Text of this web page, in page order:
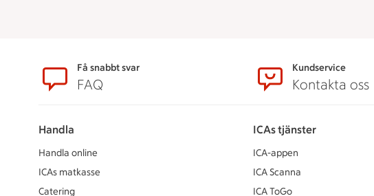
SidfotFå snabbt svar
FAQ
Kundservice
Kontakta oss
Handla
Handla online
ICAs matkasse
Catering
ICAs tjänster
ICA-appen
ICA Scanna
ICA ToGo